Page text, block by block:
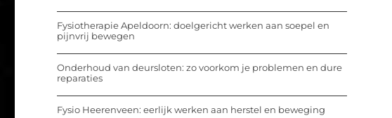
Fysiotherapie Apeldoorn: doelgericht werken aan soepel en
pijnvrij bewegen
Onderhoud van deursloten: zo voorkom je problemen en dure
reparaties
Fysio Heerenveen: eerlijk werken aan herstel en beweging